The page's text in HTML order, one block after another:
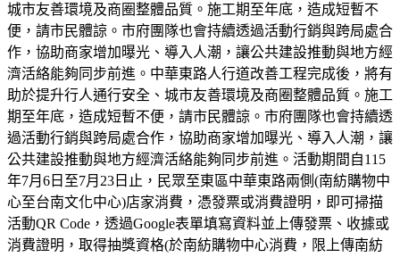
城市友善環境及商圈整體品質。施工期至年底，造成短暫不
便，請市民體諒。市府團隊也會持續透過活動行銷與跨局處合
作，協助商家增加曝光、導入人潮，讓公共建設推動與地方經
濟活絡能夠同步前進。中華東路人行道改善工程完成後，將有
助於提升行人通行安全、城市友善環境及商圈整體品質。施工
期至年底，造成短暫不便，請市民體諒。市府團隊也會持續透
過活動行銷與跨局處合作，協助商家增加曝光、導入人潮，讓
公共建設推動與地方經濟活絡能夠同步前進。活動期間自115
年7月6日至7月23日止，民眾至東區中華東路兩側(南紡購物中
心至台南文化中心)店家消費，憑發票或消費證明，即可掃描
活動QR Code，透過Google表單填寫資料並上傳發票、收據或
消費證明，取得抽獎資格(於南紡購物中心消費，限上傳南紡